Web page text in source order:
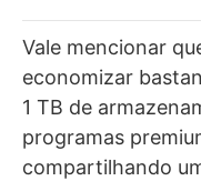
Vale mencionar
economizar
1 TB de
programas
compartilhando